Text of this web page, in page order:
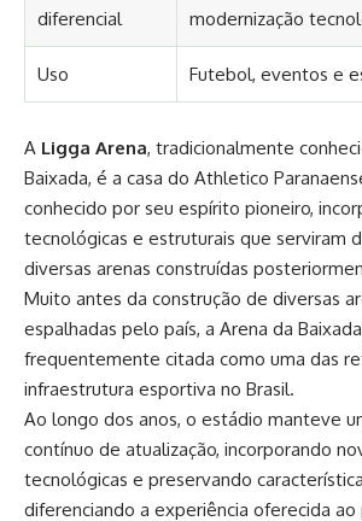
diferencial
modernização
Uso Futebol, eventos e
A Ligga Arena, tradicionalmente
Baixada, é a casa do Athletico
conhecido por seu espírito pioneiro,
tecnológicas e estruturais que serviram
diversas arenas construídas
Muito antes da construção de diversas
espalhadas pelo país, a Arena da
frequentemente citada como uma das
infraestrutura esportiva no Brasil.
Ao longo dos anos, o estádio manteve
contínuo de atualização, incorporando
tecnológicas e preservando
diferenciando a experiência oferecida ao